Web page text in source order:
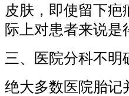
皮肤，即使留下疤
际上对患者来说是
三、医院分科不明
绝大多数医院胎记